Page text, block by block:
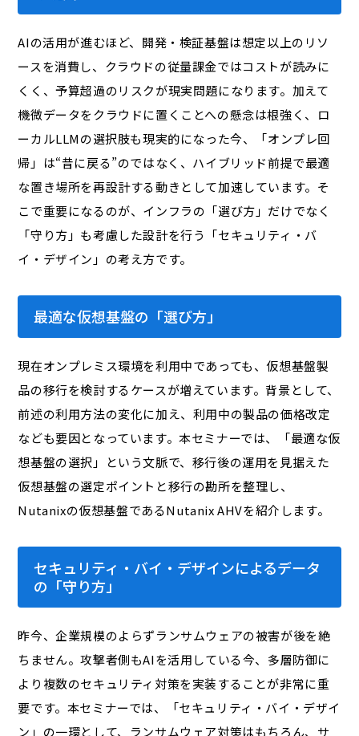
AIの活用が進むほど、開発・検証基盤は想定以上のリソ
ースを消費し、クラウドの従量課金ではコストが読みに
くく、予算超過のリスクが現実問題になります。加えて
機微データをクラウドに置くことへの懸念は根強く、ロ
ーカルLLMの選択肢も現実的になった今、「オンプレ回
帰」は“昔に戻る”のではなく、ハイブリッド前提で最適
な置き場所を再設計する動きとして加速しています。そ
こで重要になるのが、インフラの「選び方」だけでなく
「守り方」も考慮した設計を行う「セキュリティ・バ
イ・デザイン」の考え方です。
最適な仮想基盤の「選び方」
現在オンプレミス環境を利用中であっても、仮想基盤製
品の移行を検討するケースが増えています。背景として、
前述の利用方法の変化に加え、利用中の製品の価格改定
なども要因となっています。本セミナーでは、「最適な仮
想基盤の選択」という文脈で、移行後の運用を見据えた
仮想基盤の選定ポイントと移行の勘所を整理し、
Nutanixの仮想基盤であるNutanix AHVを紹介します。
セキュリティ・バイ・デザインによるデータ
の「守り方」
昨今、企業規模のよらずランサムウェアの被害が後を絶
ちません。攻撃者側もAIを活用している今、多層防御に
より複数のセキュリティ対策を実装することが非常に重
要です。本セミナーでは、「セキュリティ・バイ・デザイ
ン」の一環として、ランサムウェア対策はもちろん、サ